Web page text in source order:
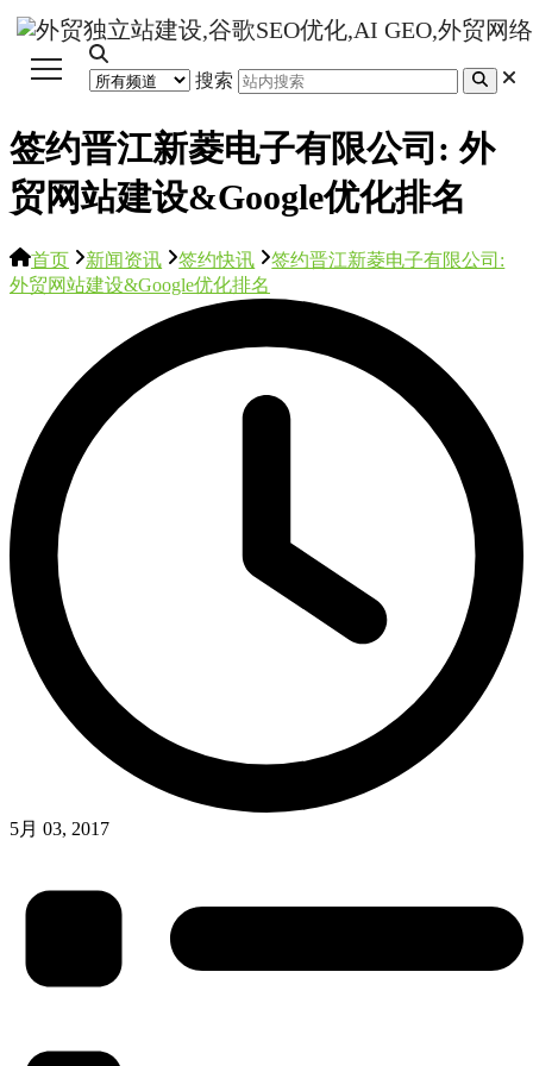
搜索
签约晋江新菱电子有限公司: 外
贸网站建设&Google优化排名
首页 新闻资讯 签约快讯
签约晋江新菱电子有限公司:
外贸网站建设&Google优化排名
5月 03, 2017